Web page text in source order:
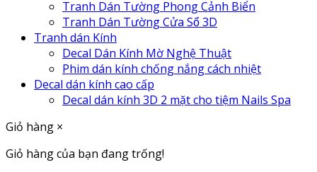
Tranh Dán Tường Phong Cảnh Biển
Tranh Dán Tường Cửa Sổ 3D
Tranh dán Kính
Decal Dán Kính Mờ Nghệ Thuật
Phim dán kính chống nắng cách nhiệt
Decal dán kính cao cấp
Decal dán kính 3D 2 mặt cho tiệm Nails Spa
Giỏ hàng ×
Giỏ hàng của bạn đang trống!